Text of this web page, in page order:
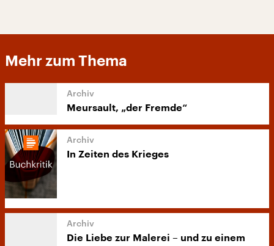
Mehr zum Thema
Meursault, „der Fremde“
In Zeiten des Krieges
Die Liebe zur Malerei – und zu einem